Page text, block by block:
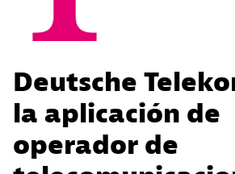
Deutsche
la aplicación de
operador de